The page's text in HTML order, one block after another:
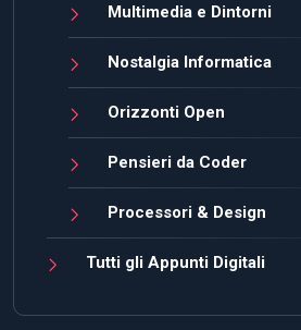
Multimedia e Dintorni
Nostalgia Informatica
Orizzonti Open
Pensieri da Coder
Processori & Design
Tutti gli Appunti Digitali